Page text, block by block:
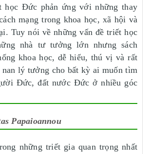
học Đức phản ứng với những thay
mạng trong khoa học, xã hội và
Tuy nói về những vấn đề triết học
nhà tư tưởng lớn nhưng sách
khoa học, dễ hiểu, thú vị và rất
lý tưởng cho bất kỳ ai muốn tìm
Đức, đất nước Đức ở nhiều góc
Papaioannou
những triết gia quan trọng nhất